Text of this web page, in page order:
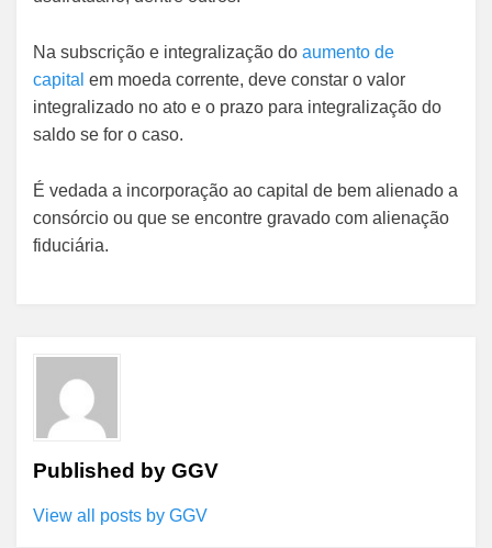
Na subscrição e integralização do aumento de
capital em moeda corrente, deve constar o valor
integralizado no ato e o prazo para integralização do
saldo se for o caso.
É vedada a incorporação ao capital de bem alienado a
consórcio ou que se encontre gravado com alienação
fiduciária.
Published by GGV
View all posts by GGV